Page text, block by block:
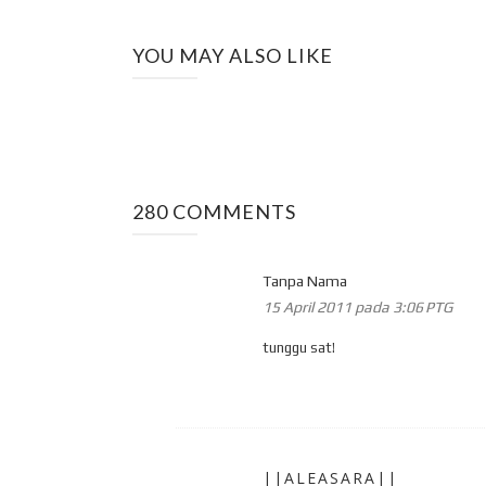
YOU MAY ALSO LIKE
280 COMMENTS
Tanpa Nama
15 April 2011 pada 3:06 PTG
tunggu sat!
||ALEASARA||